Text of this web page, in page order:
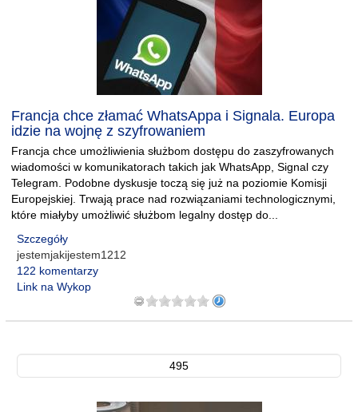
Francja chce złamać WhatsAppa i Signala. Europa
idzie na wojnę z szyfrowaniem
Francja chce umożliwienia służbom dostępu do zaszyfrowanych
wiadomości w komunikatorach takich jak WhatsApp, Signal czy
Telegram. Podobne dyskusje toczą się już na poziomie Komisji
Europejskiej. Trwają prace nad rozwiązaniami technologicznymi,
które miałyby umożliwić służbom legalny dostęp do...
Szczegóły
jestemjakijestem1212
122 komentarzy
Link na Wykop
495